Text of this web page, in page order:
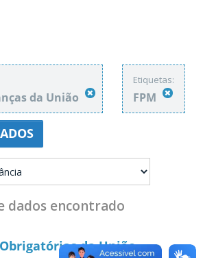
da União
Etiquetas:
FPM
dados encontrado
da União